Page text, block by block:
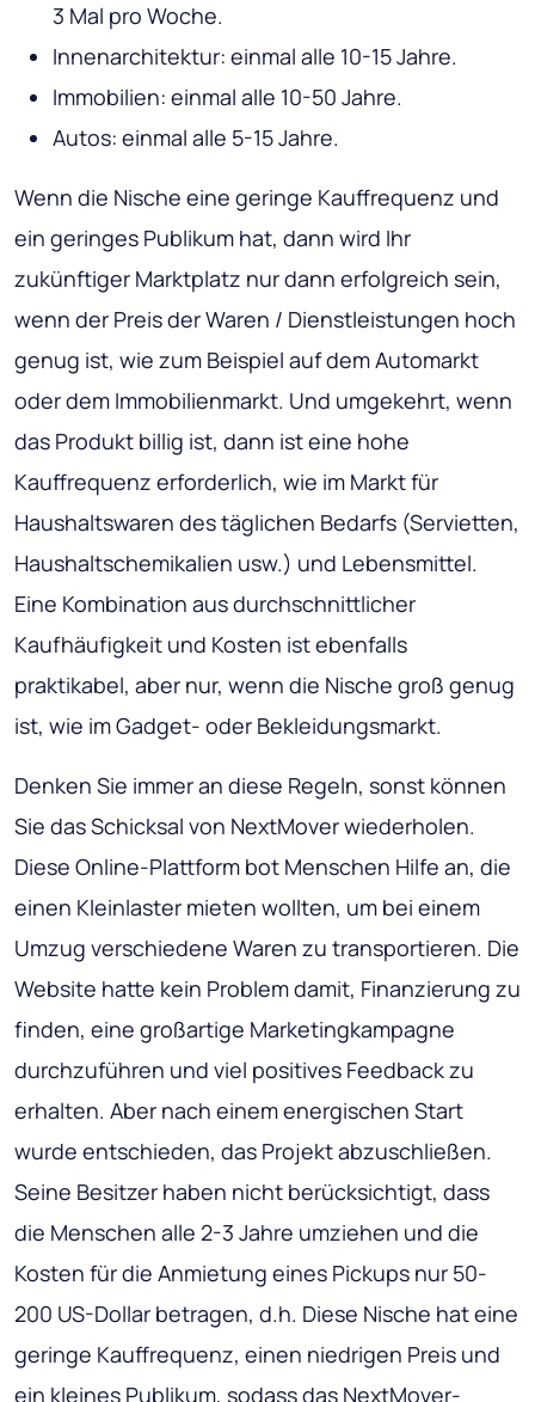
3 Mal pro Woche.
Innenarchitektur: einmal alle 10-15 Jahre.
Immobilien: einmal alle 10-50 Jahre.
Autos: einmal alle 5-15 Jahre.
Wenn die Nische eine geringe Kauffrequenz und
ein geringes Publikum hat, dann wird Ihr
zukünftiger Marktplatz nur dann erfolgreich sein,
wenn der Preis der Waren / Dienstleistungen hoch
genug ist, wie zum Beispiel auf dem Automarkt
oder dem Immobilienmarkt. Und umgekehrt, wenn
das Produkt billig ist, dann ist eine hohe
Kauffrequenz erforderlich, wie im Markt für
Haushaltswaren des täglichen Bedarfs (Servietten,
Haushaltschemikalien usw.) und Lebensmittel.
Eine Kombination aus durchschnittlicher
Kaufhäufigkeit und Kosten ist ebenfalls
praktikabel, aber nur, wenn die Nische groß genug
ist, wie im Gadget- oder Bekleidungsmarkt.
Denken Sie immer an diese Regeln, sonst können
Sie das Schicksal von NextMover wiederholen.
Diese Online-Plattform bot Menschen Hilfe an, die
einen Kleinlaster mieten wollten, um bei einem
Umzug verschiedene Waren zu transportieren. Die
Website hatte kein Problem damit, Finanzierung zu
finden, eine großartige Marketingkampagne
durchzuführen und viel positives Feedback zu
erhalten. Aber nach einem energischen Start
wurde entschieden, das Projekt abzuschließen.
Seine Besitzer haben nicht berücksichtigt, dass
die Menschen alle 2-3 Jahre umziehen und die
Kosten für die Anmietung eines Pickups nur 50-
200 US-Dollar betragen, d.h. Diese Nische hat eine
geringe Kauffrequenz, einen niedrigen Preis und
ein kleines Publikum, sodass das NextMover-